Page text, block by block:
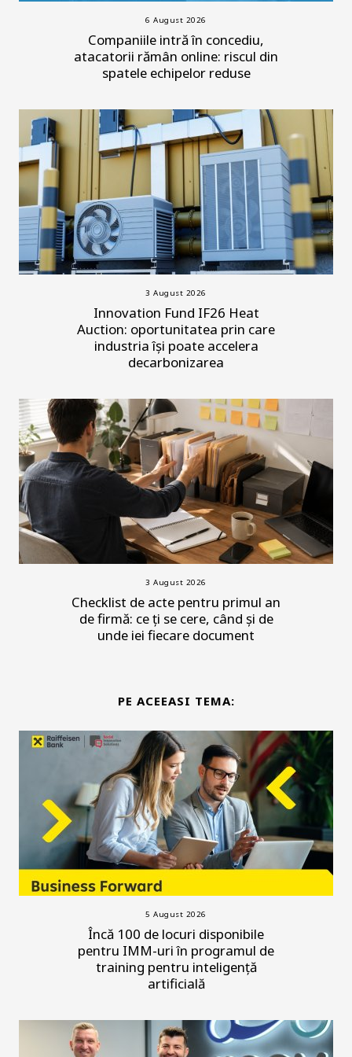
6 August 2026
Companiile intră în concediu,
atacatorii rămân online: riscul din
spatele echipelor reduse
3 August 2026
Innovation Fund IF26 Heat
Auction: oportunitatea prin care
industria își poate accelera
decarbonizarea
3 August 2026
Checklist de acte pentru primul an
de firmă: ce ți se cere, când și de
unde iei fiecare document
PE ACEEASI TEMA:
5 August 2026
Încă 100 de locuri disponibile
pentru IMM-uri în programul de
training pentru inteligență
artificială